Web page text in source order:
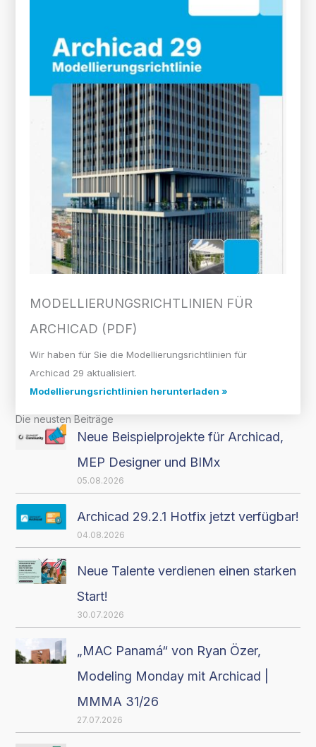
MODELLIERUNGS­RICHTLINIEN FÜR
ARCHICAD (PDF)
Wir haben für Sie die Modellierungsrichtlinien für
Archicad 29 aktualisiert.
Modellierungsrichtlinien herunterladen »
Die neusten Beiträge
Neue Beispielprojekte für Archicad,
MEP Designer und BIMx
05.08.2026
Archicad 29.2.1 Hotfix jetzt verfügbar!
04.08.2026
Neue Talente verdienen einen starken
Start!
30.07.2026
„MAC Panamá“ von Ryan Özer,
Modeling Monday mit Archicad |
MMMA 31/26
27.07.2026